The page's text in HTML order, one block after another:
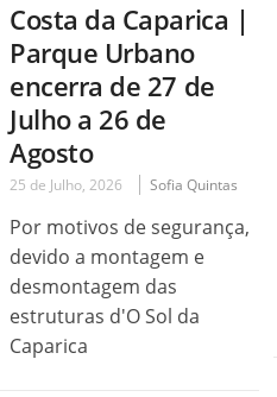
Costa da Caparica |
Parque Urbano
encerra de 27 de
Julho a 26 de
Agosto
25 de Julho, 2026 Sofia Quintas
Por motivos de segurança,
devido a montagem e
desmontagem das
estruturas d'O Sol da
Caparica